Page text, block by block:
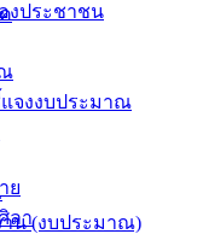
งประชาชน
จงงบประมาณ
าน (งบประมาณ)
ย
ลา